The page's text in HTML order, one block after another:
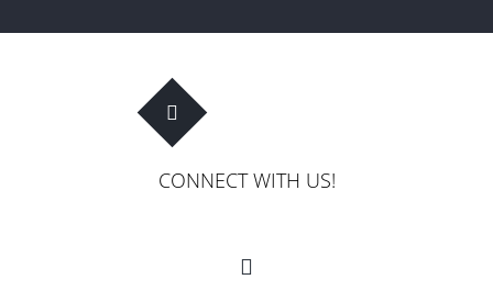
CONNECT WITH US!